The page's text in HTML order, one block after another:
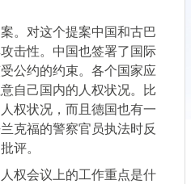
。对这个提案中国和古巴
击性。中国也签署了国际
公约的约束。各个国家应
自己国内的人权状况。比
权状况，而且德国也有一
克福的警察官员执法时反
评。
权会议上的工作重点是什